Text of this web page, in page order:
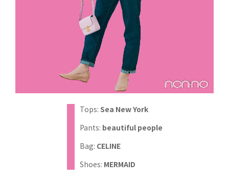
Tops: Sea New York
Pants: beautiful people
Bag: CELINE
Shoes: MERMAID